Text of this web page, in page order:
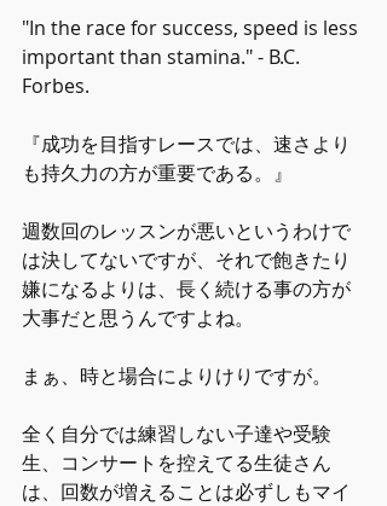
"In the race for success, speed is less
important than stamina." - B.C.
Forbes.
『成功を目指すレースでは、速さより
も持久力の方が重要である。』
週数回のレッスンが悪いというわけで
は決してないですが、それで飽きたり
嫌になるよりは、長く続ける事の方が
大事だと思うんですよね。
まぁ、時と場合によりけりですが。
全く自分では練習しない子達や受験
生、コンサートを控えてる生徒さん
は、回数が増えることは必ずしもマイ